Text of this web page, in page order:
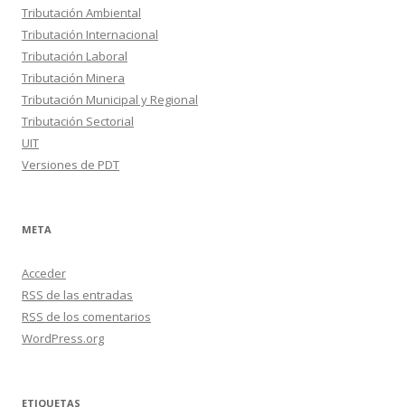
Tributación Ambiental
Tributación Internacional
Tributación Laboral
Tributación Minera
Tributación Municipal y Regional
Tributación Sectorial
UIT
Versiones de PDT
META
Acceder
RSS de las entradas
RSS de los comentarios
WordPress.org
ETIQUETAS